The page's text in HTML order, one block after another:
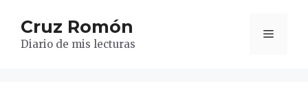
contenido
Cruz Romón
Diario de mis lecturas
Menú